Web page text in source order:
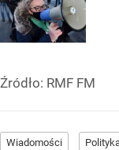
Źródło: RMF FM
Wiadomości